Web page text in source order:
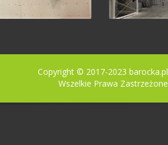
Copyright © 2017-2023 barocka.pl
Wszelkie Prawa Zastrzeżone